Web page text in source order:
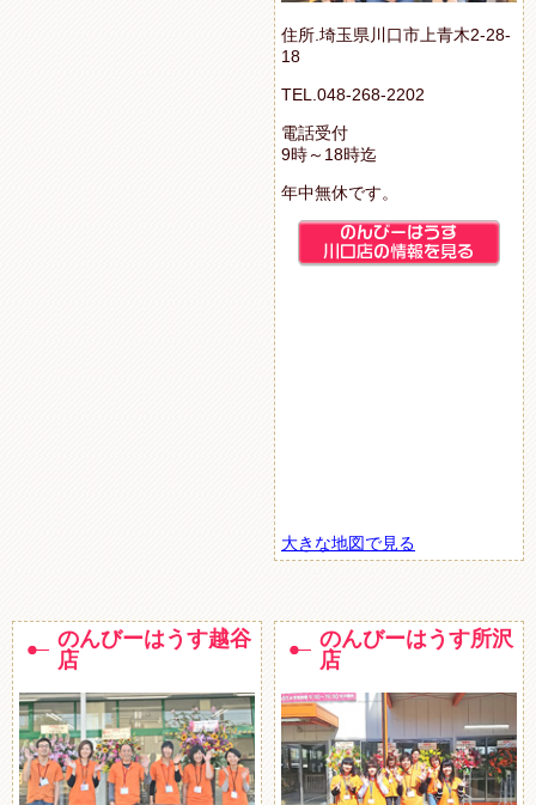
住所.埼玉県川口市上青木2-28-
18
TEL.048-268-2202
電話受付
9時～18時迄
年中無休です。
大きな地図で見る
のんびーはうす越谷
店
のんびーはうす所沢
店